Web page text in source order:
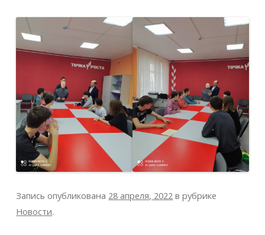
Запись опубликована 28 апреля, 2022 в рубрике
Новости.